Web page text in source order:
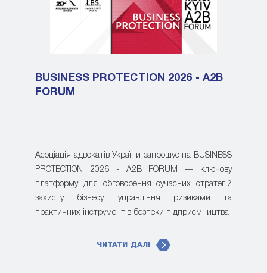
BUSINESS PROTECTION 2026 - A2B
FORUM
Асоціація адвокатів України запрошує на BUSINESS
PROTECTION 2026 - A2B FORUM — ключову
платформу для обговорення сучасних стратегій
захисту бізнесу, управління ризиками та
практичних інструментів безпеки підприємництва
ЧИТАТИ ДАЛІ